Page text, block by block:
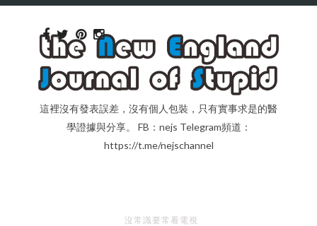
這裡沒有發表誤差，沒有個人包裝，只有實事求是的醫
學證據與分享。 FB：nejs Telegram頻道：
https://t.me/nejschannel
沒常識要常看電視